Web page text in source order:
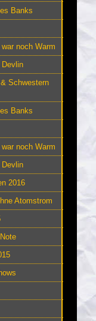
Banks
noch Warm
Schwestern
Banks
noch Warm
2016
Atomstrom